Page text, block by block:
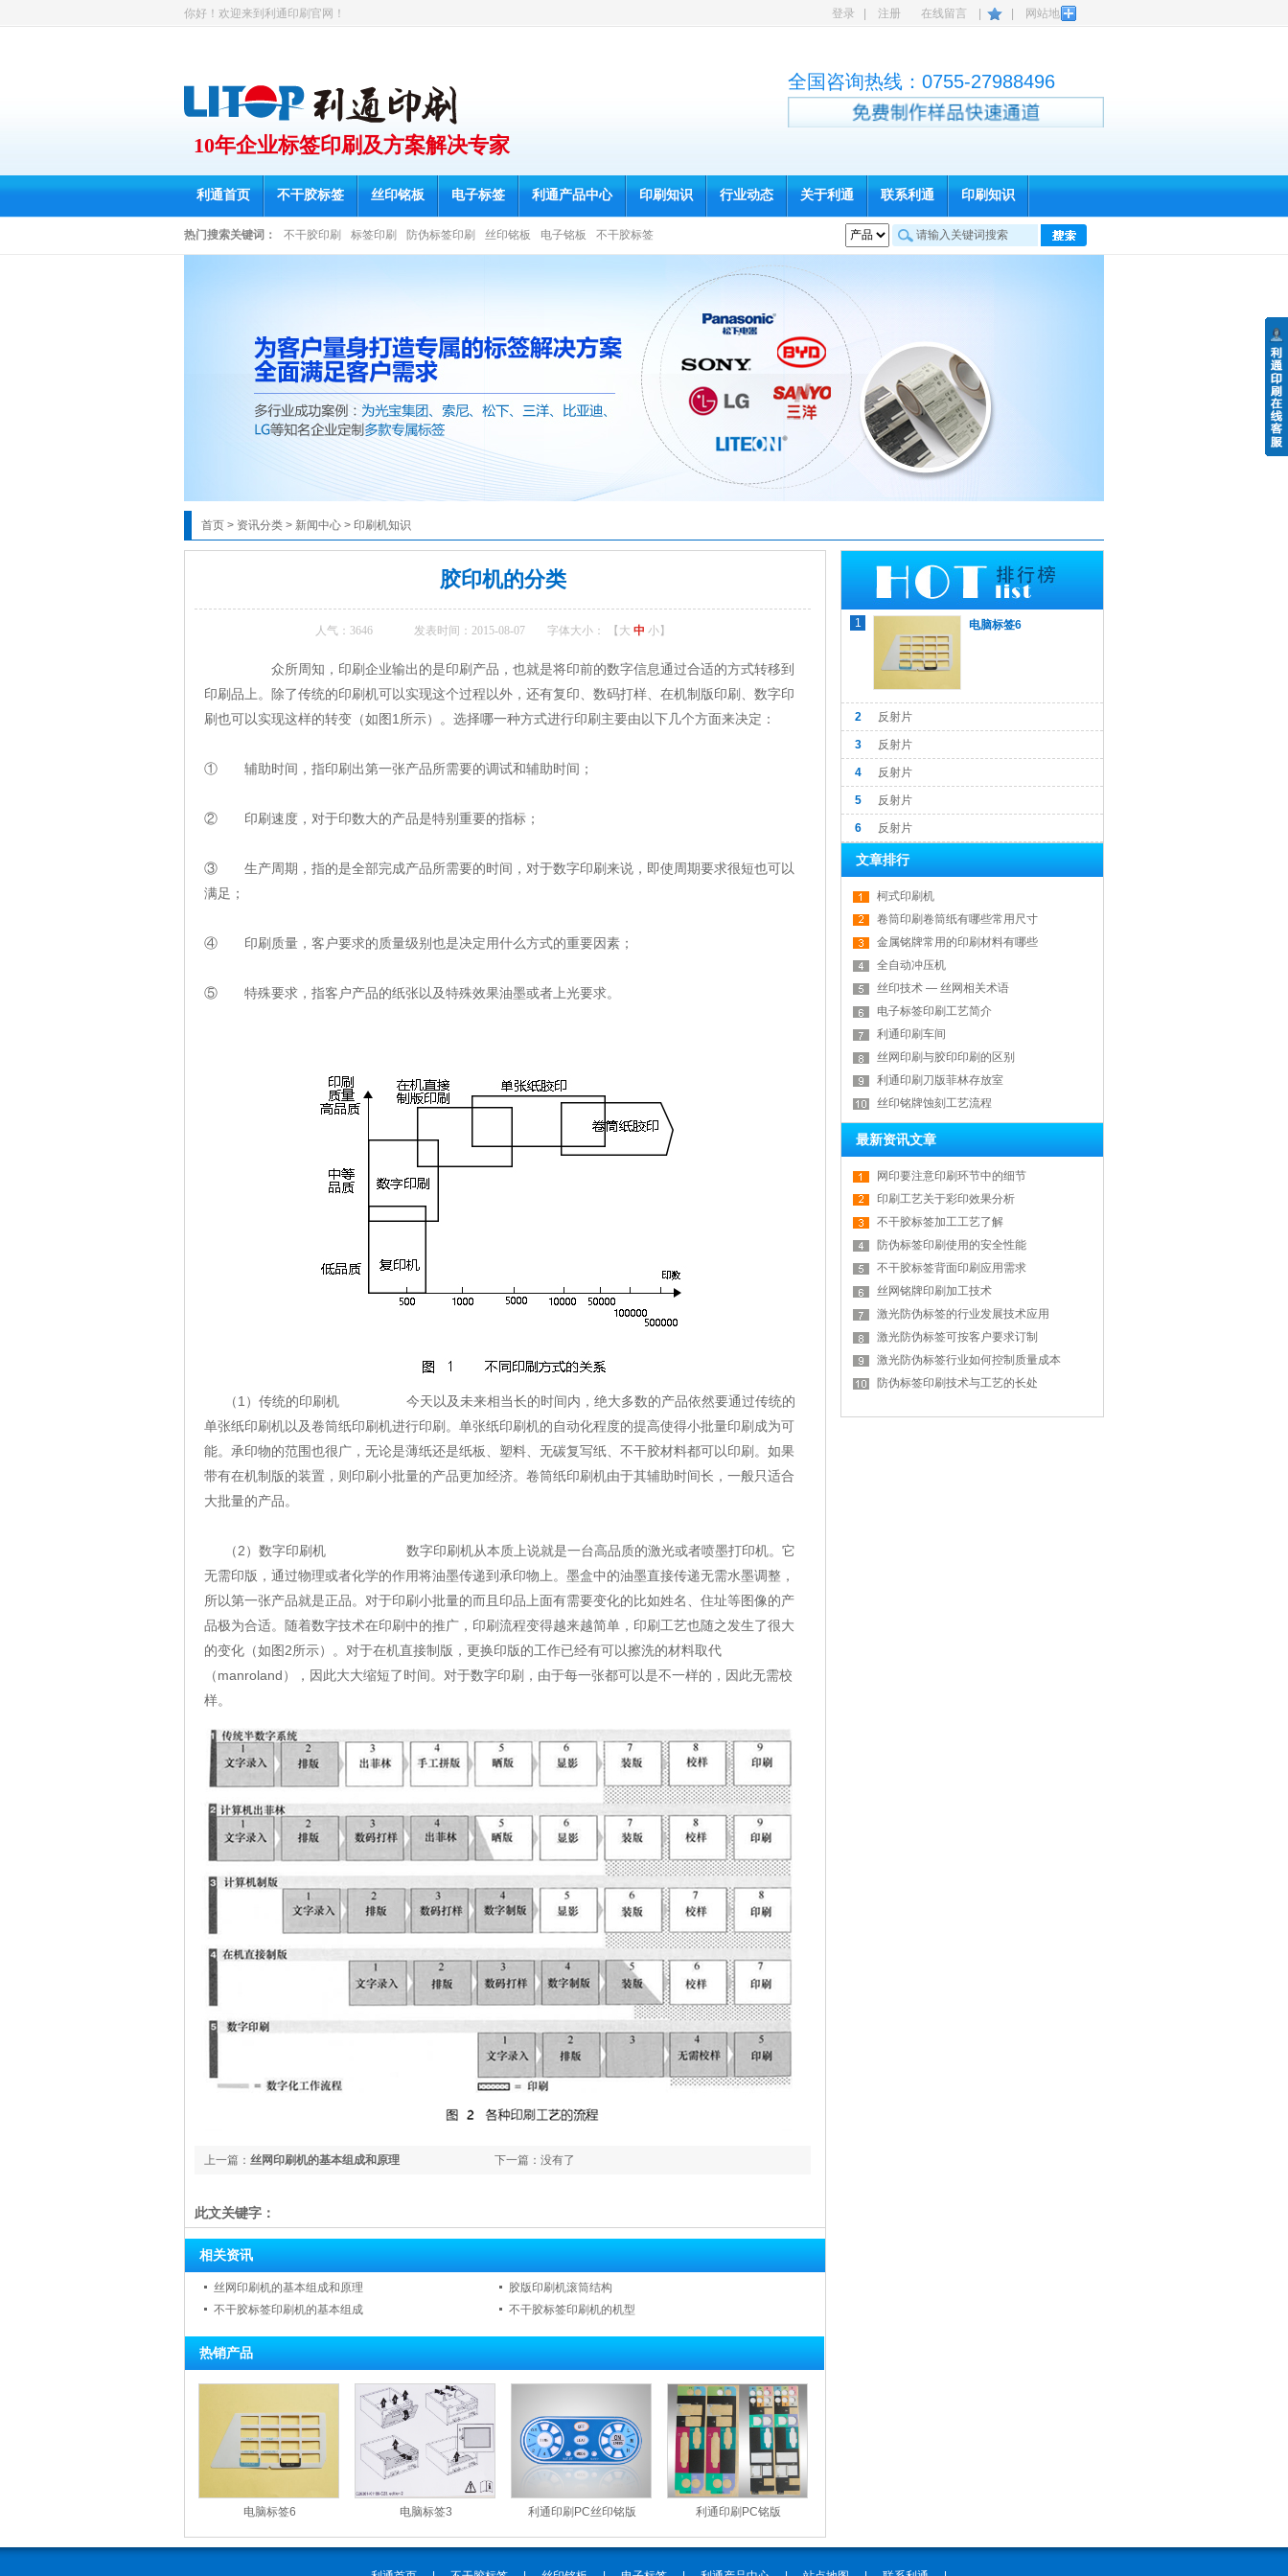
登录 注册 在线留言 网站地图
你好！欢迎来到利通印刷官网！
10年企业标签印刷及方案解决专家
全国咨询热线： 0755-27988496
利通首页 不干胶标签 丝印铭板 电子标签 利通产品中心 印刷知识 行业动态 关于利通 联系利通 印刷知识
热门搜索关键词： 不干胶印刷 标签印刷 防伪标签印刷 丝印铭板 电子铭板 不干胶标签
首页 > 资讯分类 > 新闻中心 > 印刷机知识
胶印机的分类
人气： 3646 发表时间：2015-08-07 字体大小： 【 大 中 小】
众所周知，印刷企业输出的是印刷产品，也就是将印前的数字信息通过合适的方式转移到
印刷品上。除了传统的印刷机可以实现这个过程以外，还有复印、数码打样、在机制版印刷、数字印
刷也可以实现这样的转变（如图1所示）。选择哪一种方式进行印刷主要由以下几个方面来决定：
① 辅助时间，指印刷出第一张产品所需要的调试和辅助时间；
② 印刷速度，对于印数大的产品是特别重要的指标；
③ 生产周期，指的是全部完成产品所需要的时间，对于数字印刷来说，即使周期要求很短也可以
满足；
④ 印刷质量，客户要求的质量级别也是决定用什么方式的重要因素；
⑤ 特殊要求，指客户产品的纸张以及特殊效果油墨或者上光要求。
（1 ）传统的印刷机
今天以及未来相当长的时间内，绝大多数的产品依然要通过传统的
单张纸印刷机以及卷筒纸印刷机进行印刷。单张纸印刷机的自动化程度的提高使得小批量印刷成为可
能。承印物的范围也很广，无论是薄纸还是纸板、塑料、无碳复写纸、不干胶材料都可以印刷。如果
带有在机制版的装置，则印刷小批量的产品更加经济。卷筒纸印刷机由于其辅助时间长，一般只适合
大批量的产品。
（2）数字印刷机
数字印刷机从本质上说就是一台高品质的激光或者喷墨打印机。它
无需印版，通过物理或者化学的作用将油墨传递到承印物上。墨盒中的油墨直接传递无需水墨调整，
所以第一张产品就是正品。对于印刷小批量的而且印品上面有需要变化的比如姓名、住址等图像的产
品极为合适。随着数字技术在印刷中的推广，印刷流程变得越来越简单，印刷工艺也随之发生了很大
的变化（如图2所示）。对于在机直接制版，更换印版的工作已经有可以擦洗的材料取代
（manroland），因此大大缩短了时间。对于数字印刷，由于每一张都可以是不一样的，因此无需校
样。
下一篇：没有了
上一篇： 丝网印刷机的基本组成和原理
此文关键字：
相关资讯
丝网印刷机的基本组成和原理
胶版印刷机滚筒结构
不干胶标签印刷机的基本组成
不干胶标签印刷机的机型
热销产品
电脑标签6 电脑标签3 利通印刷PC丝印铭版 利通印刷PC铭版
1 电脑标签6
2 反射片
3 反射片
4 反射片
5 反射片
6 反射片
文章排行
柯式印刷机
卷筒印刷卷筒纸有哪些常用尺寸
金属铭牌常用的印刷材料有哪些
全自动冲压机
丝印技术 — 丝网相关术语
电子标签印刷工艺简介
利通印刷车间
丝网印刷与胶印印刷的区别
利通印刷刀版菲林存放室
丝印铭牌蚀刻工艺流程
最新资讯文章
网印要注意印刷环节中的细节
印刷工艺关于彩印效果分析
不干胶标签加工工艺了解
防伪标签印刷使用的安全性能
不干胶标签背面印刷应用需求
丝网铭牌印刷加工技术
激光防伪标签的行业发展技术应用
激光防伪标签可按客户要求订制
激光防伪标签行业如何控制质量成本
防伪标签印刷技术与工艺的长处